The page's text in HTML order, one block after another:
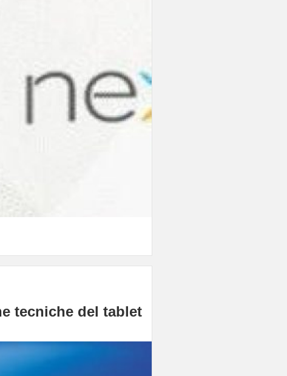
tecniche del tablet